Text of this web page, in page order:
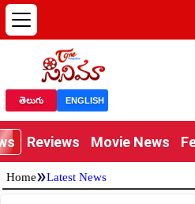
తెలుగు ENGLISH
Reviews Movie News
Home»Latest News